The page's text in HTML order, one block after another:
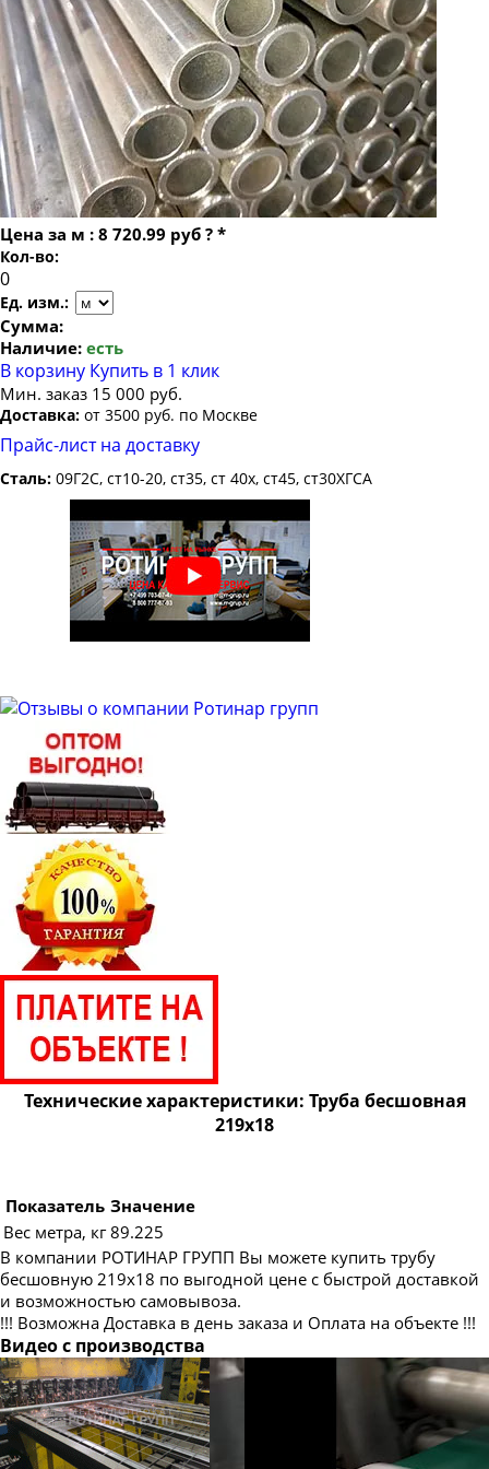
Труба бесшовная 22
Труба бесшовная 24
Труба бесшовная 25
Труба бесшовная 26
Труба бесшовная 27
Труба бесшовная 28
Труба бесшовная 30
Труба бесшовная 32
Труба бесшовная 35
Труба бесшовная 36
Труба бесшовная 38
Труба бесшовная 40
Труба бесшовная 42
Труба бесшовная 45
Труба бесшовная 48
Труба бесшовная 50
Труба бесшовная 51
Труба бесшовная 53
Труба бесшовная 63
Труба бесшовная 63.5
Труба бесшовная 65
Труба бесшовная 68
Труба бесшовная 70
Труба бесшовная 73
Труба бесшовная 76
Труба бесшовная 83
Труба бесшовная 95
Труба бесшовная 102
Труба бесшовная 121
Труба бесшовная 127
Труба бесшовная 133
Труба бесшовная 140
Труба бесшовная 146
Труба бесшовная 152
Труба бесшовная 159
Труба бесшовная 168
Труба бесшовная 219х22
Труба бесшовная 219х25
Труба бесшовная 219х30
Труба бесшовная 219х32
Труба бесшовная 219х36
Труба бесшовная 219х40
Труба бесшовная 219х45
Труба бесшовная 219х50
Труба бесшовная 219х55
Цена за м : 8 720.99 руб ? *
Кол-во:
Ед. изм.:
Сумма:
Наличие: есть
В корзину Купить в 1 клик
Мин. заказ 15 000 руб.
Доставка: от 3500 руб. по Москве
Прайс-лист на доставку
Сталь: 09Г2С, ст10-20, ст35, ст 40х, ст45, ст30ХГСА
Технические характеристики: Труба бесшовная
219х18
Показатель Значение
Вес метра, кг 89.225
В компании РОТИНАР ГРУПП Вы можете купить трубу
бесшовную 219х18 по выгодной цене с быстрой доставкой
и возможностью самовывоза.
!!! Возможна Доставка в день заказа и Оплата на объекте !!!
Видео с производства